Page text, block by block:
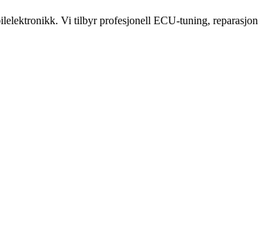
Vi tilbyr profesjonell ECU-tuning,